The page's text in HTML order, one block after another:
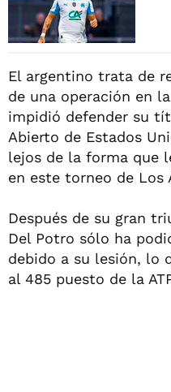
El argentino trata de
de una operación en
impidió defender su
Abierto de Estados
lejos de la forma que
en este torneo de Los
Después de su gran
Del Potro sólo ha
debido a su lesión, lo
al 485 puesto de la